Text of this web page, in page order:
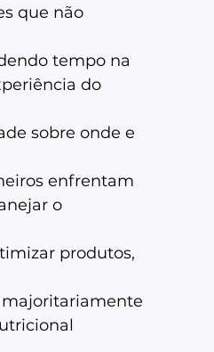
que não
tempo na
do
sobre onde e
enfrentam
o
produtos,